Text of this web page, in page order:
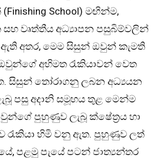
School) මඟින්ම,
වෘත්තීය අධ්‍යාපන පසුබිම්වලින්
අතර, ‌මෙම සිසුන් ඔවුන් කැමති
අභිමත රැකියාවන් වෙත
සිසුන් තෝරාගනු ලබන අධ්‍යයන
පසු අදානි සමූහය තුළ මෙන්ම
පුහුණුව ලැබූ ක්ෂේත්‍රය හා
රැකියා හිමි වනු ඇත. පුහුණුව ලත්
පළමු පැයේ පටන් ජාත්‍යන්තර